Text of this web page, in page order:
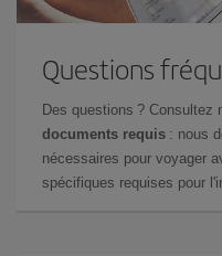
Questions
Des questions ? Consultez
documents requis : nous
nécessaires pour voyager
spécifiques requises pour